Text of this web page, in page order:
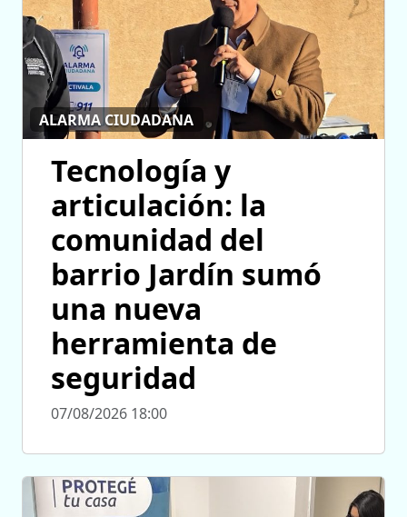
ALARMA CIUDADANA
Tecnología y
articulación: la
comunidad del
barrio Jardín sumó
una nueva
herramienta de
seguridad
07/08/2026 18:00